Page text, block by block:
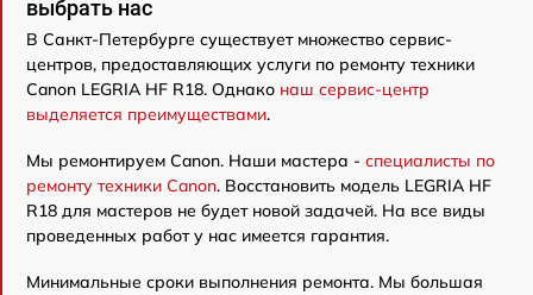
выбрать нас
В Санкт-Петербурге существует множество сервис-
центров, предоставляющих услуги по ремонту техники
Canon LEGRIA HF R18. Однако наш сервис-центр
выделяется преимуществами.
Мы ремонтируем Canon. Наши мастера - специалисты по
ремонту техники Canon. Восстановить модель LEGRIA HF
R18 для мастеров не будет новой задачей. На все виды
проведенных работ у нас имеется гарантия.
Минимальные сроки выполнения ремонта. Мы большая